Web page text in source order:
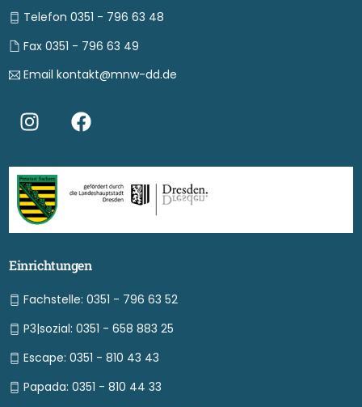
Telefon 0351 - 796 63 48
Fax 0351 - 796 63 49
Email kontakt@mnw-dd.de
Einrichtungen
Fachstelle: 0351 - 796 63 52
P3|sozial: 0351 - 658 883 25
Escape: 0351 - 810 43 43
Papada: 0351 - 810 44 33